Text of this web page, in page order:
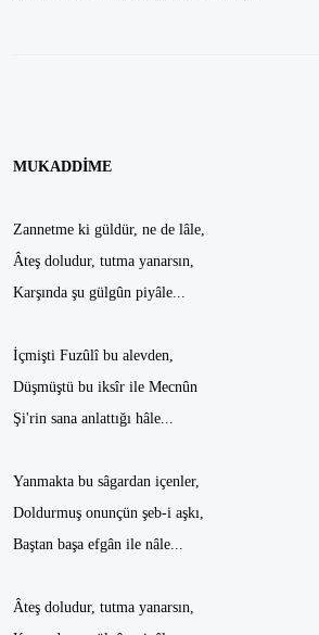
MUKADDİME
Zannetme ki güldür, ne de lâle,
Âteş doludur, tutma yanarsın,
Karşında şu gülgûn piyâle...
İçmişti Fuzûlî bu alevden,
Düşmüştü bu iksîr ile Mecnûn
Şi'rin sana anlattığı hâle...
Yanmakta bu sâgardan içenler,
Doldurmuş onunçün şeb-i aşkı,
Baştan başa efgân ile nâle...
Âteş doludur, tutma yanarsın,